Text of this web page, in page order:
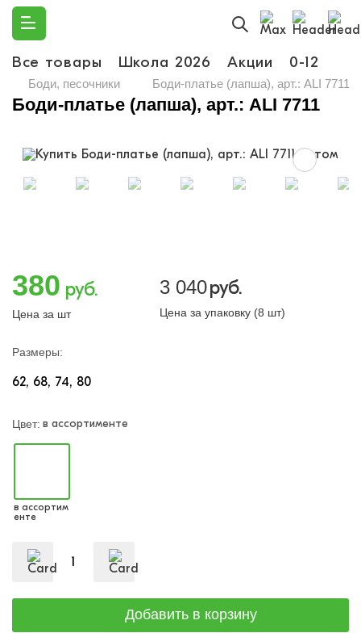
Все товары Школа 2026 Акции 0-12
Боди, песочники Боди-платье (лапша), арт.: ALI 7711
Боди-платье (лапша), арт.: ALI 7711
380 руб.
Цена за шт
3 040руб.
Цена за упаковку (8 шт)
Размеры:
62 68 74 80
Цвет: в ассортименте
в ассортим
енте